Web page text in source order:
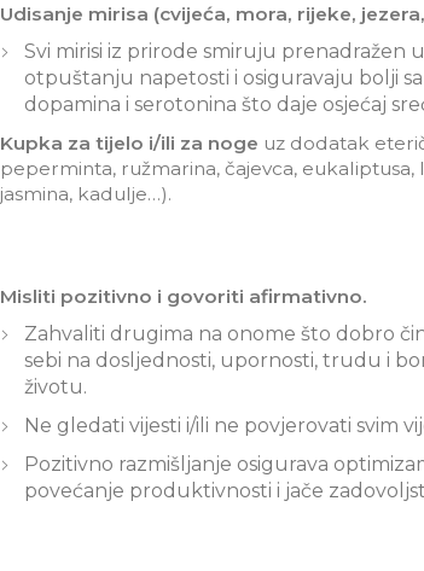
Udisanje mirisa (cvijeća, mora, rijeke,
Svi mirisi iz prirode smiruju prenadražen
otpuštanju napetosti i osiguravaju bolji
dopamina i serotonina što daje osjećaj
Kupka za tijelo i/ili za noge uz dodatak
peperminta, ružmarina, čajevca,
jasmina, kadulje…).
Misliti pozitivno i govoriti afirmativno.
Zahvaliti drugima na onome što dobro
sebi na dosljednosti, upornosti, trudu i
životu.
Ne gledati vijesti i/ili ne povjerovati svim
Pozitivno razmišljanje osigurava
povećanje produktivnosti i jače